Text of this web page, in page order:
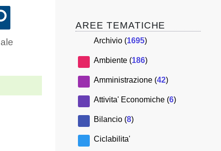
AREE TEMATICHE
Archivio (1695)
Ambiente (186)
Amministrazione (42)
Attivita' Economiche (6)
Bilancio (8)
Ciclabilita'